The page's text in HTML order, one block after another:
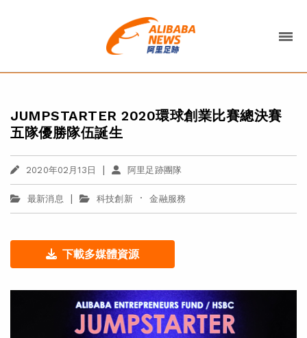
JUMPSTARTER 2020環球創業比賽總決賽
五隊優勝隊伍誕生
2020年02月13日 | 阿里足跡團隊
最新消息 | 科技創新 · 金融服務
下載多媒體資源